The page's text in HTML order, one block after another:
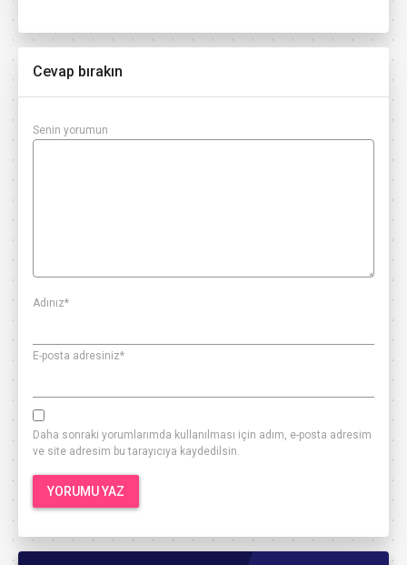
Cevap bırakın
Senin yorumun
Adınız*
E-posta adresiniz*
Daha sonraki yorumlarımda kullanılması için adım, e-posta adresim
ve site adresim bu tarayıcıya kaydedilsin.